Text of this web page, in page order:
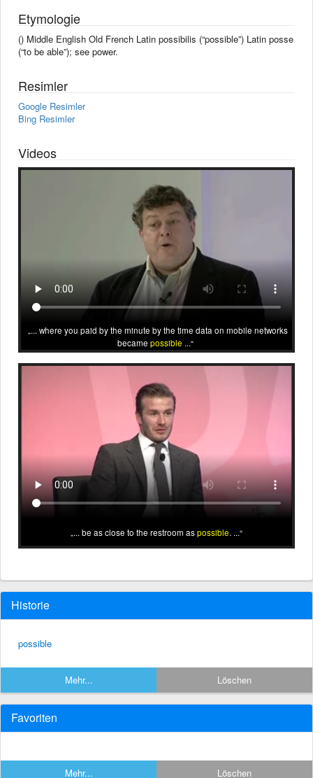
Etymologie
() Middle English Old French Latin possibilis (“possible”) Latin posse
(“to be able”); see power.
Resimler
Google Resimler
Bing Resimler
Videos
... where you paid by the minute by the time data on mobile networks
became possible ...
... be as close to the restroom aspossible. ...
Historie
possible
Mehr... Löschen
Favoriten
Mehr... Löschen